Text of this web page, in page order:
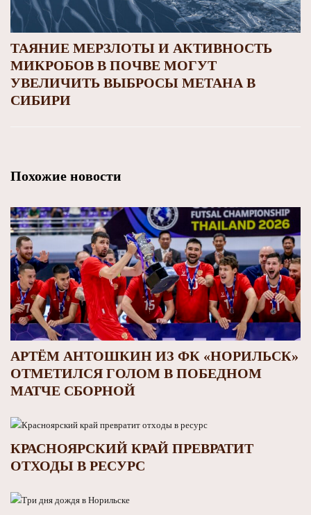
ТАЯНИЕ МЕРЗЛОТЫ И АКТИВНОСТЬ
МИКРОБОВ В ПОЧВЕ МОГУТ
УВЕЛИЧИТЬ ВЫБРОСЫ МЕТАНА В
СИБИРИ
Похожие новости
АРТЁМ АНТОШКИН ИЗ ФК «НОРИЛЬСК»
ОТМЕТИЛСЯ ГОЛОМ В ПОБЕДНОМ
МАТЧЕ СБОРНОЙ
КРАСНОЯРСКИЙ КРАЙ ПРЕВРАТИТ
ОТХОДЫ В РЕСУРС